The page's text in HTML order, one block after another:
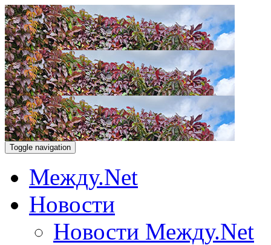
Toggle navigation
Между.Net
Новости
Новости Между.Net